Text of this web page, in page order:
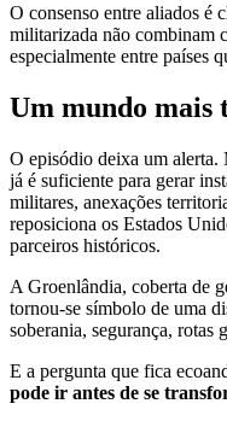
O consenso entre aliados é
militarizada não combinam
especialmente entre países
Um mundo mais
O episódio deixa um alerta.
já é suficiente para gerar
militares, anexações
reposiciona os Estados
parceiros históricos.
A Groenlândia, coberta de
tornou-se símbolo de uma
soberania, segurança,
E a pergunta que fica
pode ir antes de se